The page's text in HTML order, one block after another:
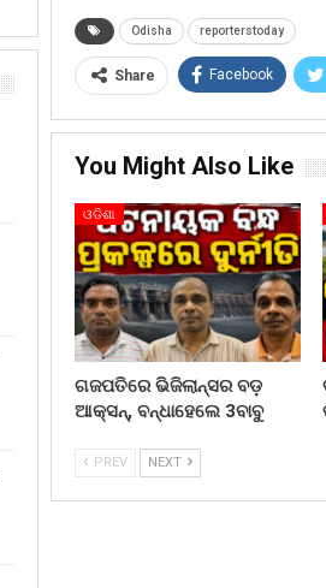
Odisha reporterstoday
Share Facebook
You Might Also Like
ଓଡିଶା
ଗଜପତିରେ ଭିଜିଲାନ୍ସର ବଡ଼
ଆକ୍ସନ୍, ବନ୍ଧାହେଲେ 3ବାବୁ
PREV NEXT